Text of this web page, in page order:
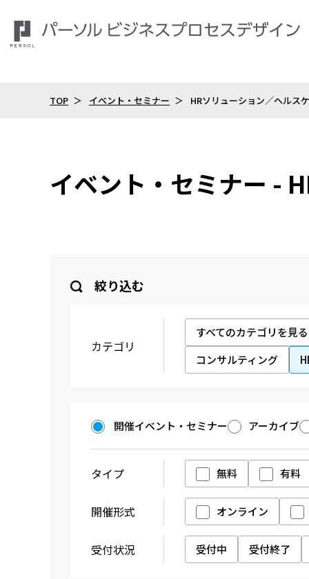
TOP イベント・セミナー HRソリューション／ヘルス
イベント・セミナー -
絞り込む
カテゴリ
すべてのカテゴリを見る
コンサルティング
開催イベント・セミナー アーカイブ
タイプ 無料 有料
開催形式 オンライン
受付状況 受付中 受付終了